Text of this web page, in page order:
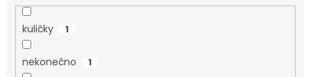
kuličky 1
nekonečno 1